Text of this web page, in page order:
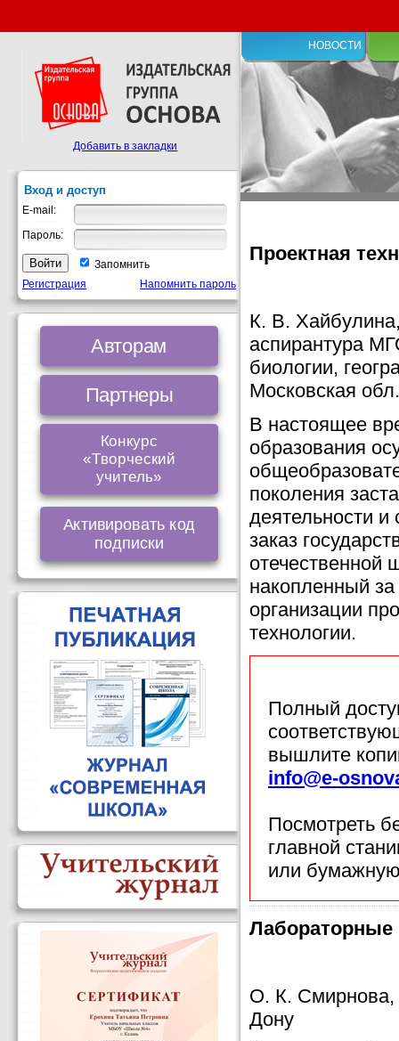
НОВОСТИ
Проектная
К. В.
аспирантура
биологии,
Московская обл.
В настоящее
образования
поколения
деятельности
заказ
отечественной
накопленный за
организации
технологии.
Полный
вышлите
info@e-
Посмотреть
главной
или
Лабораторные
О. К. Смирнова,
Дону
Добавить в закладки
Вход и доступ
E-mail:
Пароль:
Запомнить
Регистрация
Напомнить пароль
Авторам
Партнеры
Конкурс
«Творческий
учитель»
Активировать код
подписки